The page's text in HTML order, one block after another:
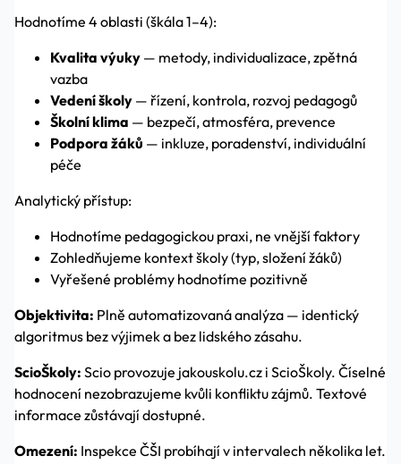
Hodnotíme 4 oblasti (škála 1–4):
Kvalita výuky — metody, individualizace, zpětná
vazba
Vedení školy — řízení, kontrola, rozvoj pedagogů
Školní klima — bezpečí, atmosféra, prevence
Podpora žáků — inkluze, poradenství, individuální
péče
Analytický přístup:
Hodnotíme pedagogickou praxi, ne vnější faktory
Zohledňujeme kontext školy (typ, složení žáků)
Vyřešené problémy hodnotíme pozitivně
Objektivita: Plně automatizovaná analýza — identický
algoritmus bez výjimek a bez lidského zásahu.
ScioŠkoly: Scio provozuje jakouskolu.cz i ScioŠkoly. Číselné
hodnocení nezobrazujeme kvůli konfliktu zájmů. Textové
informace zůstávají dostupné.
Omezení: Inspekce ČŠI probíhají v intervalech několika let.